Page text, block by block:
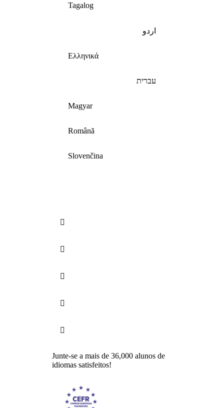
Tagalog
اردو
Ελληνικά
עברית
Magyar
Română
Slovenčina





Junte-se a mais de 36,000 alunos de
idiomas satisfeitos!